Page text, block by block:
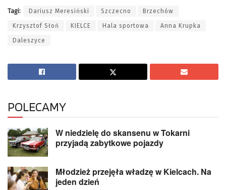
Tagi: Dariusz Meresiński Szczecno Brzechów
Krzysztof Słoń KIELCE Hala sportowa Anna Krupka
Daleszyce
POLECAMY
W niedzielę do skansenu w Tokarni
przyjadą zabytkowe pojazdy
Młodzież przejęła władzę w Kielcach. Na
jeden dzień